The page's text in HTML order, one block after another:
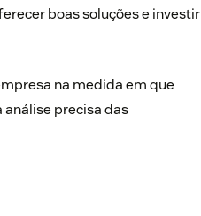
boas soluções e investir
na medida em que
precisa das